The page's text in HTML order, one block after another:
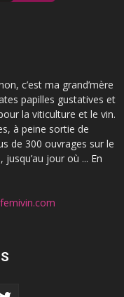
c’est ma grand’mère
papilles gustatives et
la viticulture et le vin.
à peine sortie de
de 300 ouvrages sur le
jusqu’au jour où ... En